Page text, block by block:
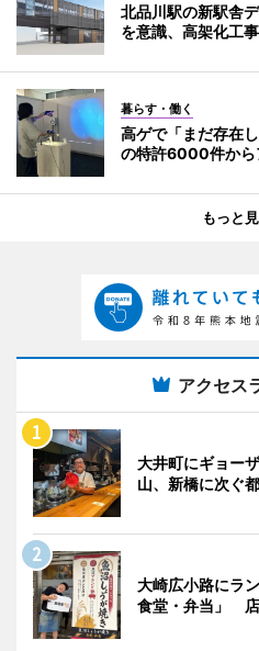
北品川駅の新駅舎
を意識、高架化工
暮らす・働く
高ゲで「まだ存在
の特許6000件から
もっと
アクセス
大井町にギョー
山、新橋に次ぐ
大崎広小路にラ
食堂・弁当」 店